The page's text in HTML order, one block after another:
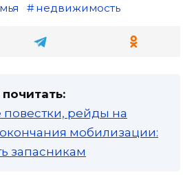
недвижимость
повестки, рейды на
мобилизации:
запасникам